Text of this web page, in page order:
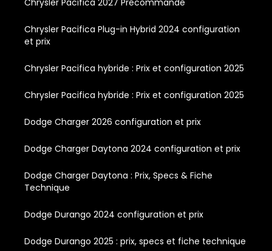
Chrysler Pacifica 2027 Précommande
Chrysler Pacifica Plug-in Hybrid 2024 configuration
et prix
Chrysler Pacifica hybride : Prix et configuration 2025
Chrysler Pacifica hybride : Prix et configuration 2025
Dodge Charger 2026 configuration et prix
Dodge Charger Daytona 2024 configuration et prix
Dodge Charger Daytona : Prix, Specs & Fiche
Technique
Dodge Durango 2024 configuration et prix
Dodge Durango 2025 : prix, specs et fiche technique